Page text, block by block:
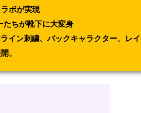
ボが実現
たちが靴下に大変身
イン刺繍、バックキャラクター、レ
。